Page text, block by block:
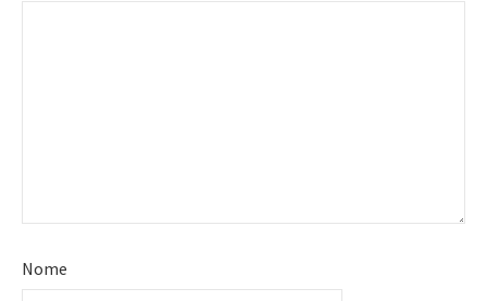
Nome